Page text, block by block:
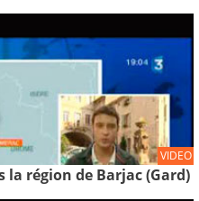
VIDEO
la région de Barjac (Gard)